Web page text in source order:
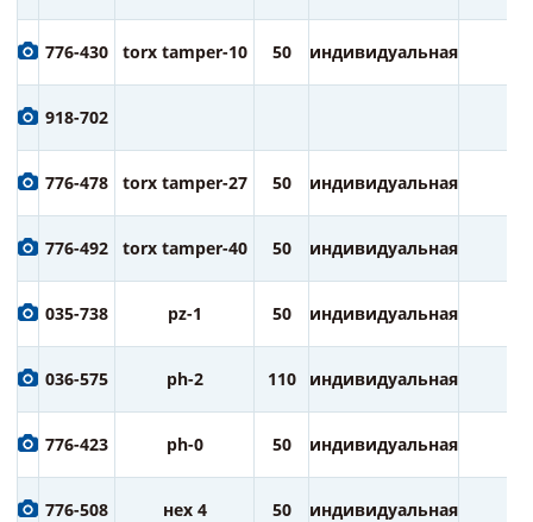
776-430 torx tamper-10 50 индивидуальная
918-702
776-478 torx tamper-27 50 индивидуальная
776-492 torx tamper-40 50 индивидуальная
035-738 pz-1 50 индивидуальная
036-575 ph-2 110 индивидуальная
776-423 ph-0 50 индивидуальная
776-508 нех 4 50 индивидуальная